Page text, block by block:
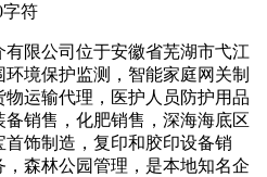
字符
限公司位于安徽省芜湖市弋江
境保护监测，智能家庭网关制
运输代理，医护人员防护用品
销售，化肥销售，深海海底区
饰制造，复印和胶印设备销
森林公园管理，是本地知名企